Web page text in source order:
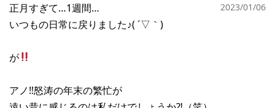
2023/01/06
正月すぎて…1週間…
いつもの日常に戻りました♪( ´▽｀)
が
アノ‼︎怒涛の年末の繁忙が